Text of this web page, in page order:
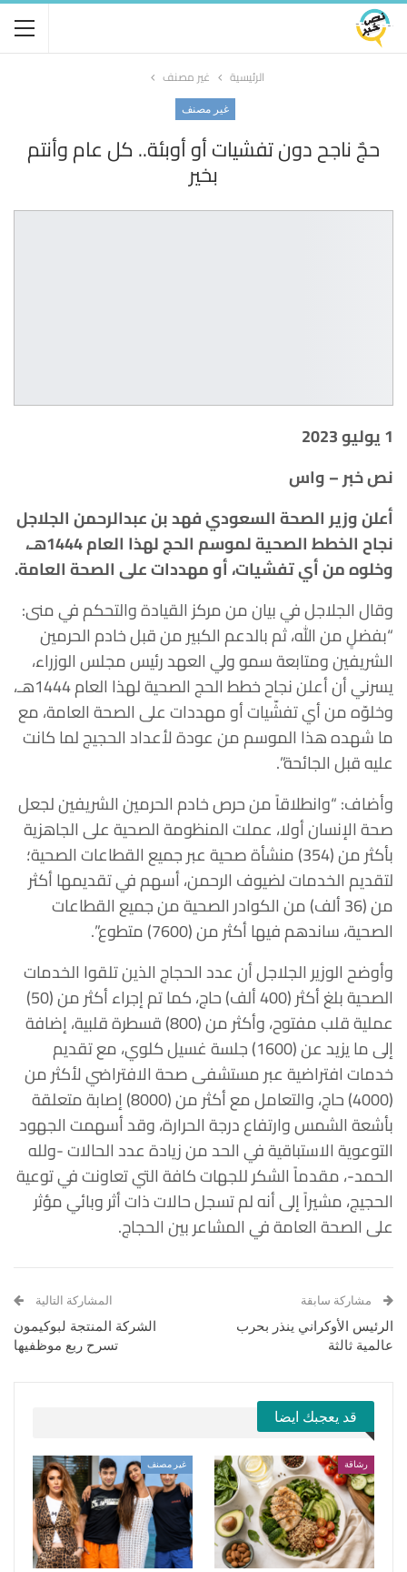
الرئيسية غير مصنف
غير مصنف
حجٌ ناجح دون تفشيات أو أوبئة.. كل عام وأنتم
بخير
1 يوليو 2023
نص خبر – واس
أعلن وزير الصحة السعودي فهد بن عبدالرحمن الجلاجل
نجاح الخطط الصحية لموسم الحج لهذا العام 1444هـ،
وخلوه من أي تفشيات، أو مهددات على الصحة العامة.
وقال الجلاجل في بيان من مركز القيادة والتحكم في منى:
“بفضلٍ من الله، ثم بالدعم الكبير من قبل خادم الحرمين
الشريفين ومتابعة سمو ولي العهد رئيس مجلس الوزراء،
يسرني أن أعلن نجاح خطط الحج الصحية لهذا العام 1444هـ،
وخلوّه من أي تفشّيات أو مهددات على الصحة العامة، مع
ما شهده هذا الموسم من عودة لأعداد الحجيج لما كانت
عليه قبل الجائحة”.
وأضاف: “وانطلاقاً من حرص خادم الحرمين الشريفين لجعل
صحة الإنسان أولا، عملت المنظومة الصحية على الجاهزية
بأكثر من (354) منشأة صحية عبر جميع القطاعات الصحية؛
لتقديم الخدمات لضيوف الرحمن، أسهم في تقديمها أكثر
من (36 ألف) من الكوادر الصحية من جميع القطاعات
الصحية، ساندهم فيها أكثر من (7600) متطوع”.
وأوضح الوزير الجلاجل أن عدد الحجاج الذين تلقوا الخدمات
الصحية بلغ أكثر (400 ألف) حاج، كما تم إجراء أكثر من (50)
عملية قلب مفتوح، وأكثر من (800) قسطرة قلبية، إضافة
إلى ما يزيد عن (1600) جلسة غسيل كلوي، مع تقديم
خدمات افتراضية عبر مستشفى صحة الافتراضي لأكثر من
(4000) حاج، والتعامل مع أكثر من (8000) إصابة متعلقة
بأشعة الشمس وارتفاع درجة الحرارة، وقد أسهمت الجهود
التوعوية الاستباقية في الحد من زيادة عدد الحالات -ولله
الحمد-، مقدماً الشكر للجهات كافة التي تعاونت في توعية
الحجيج، مشيراً إلى أنه لم تسجل حالات ذات أثر وبائي مؤثر
على الصحة العامة في المشاعر بين الحجاج.
مشاركة سابقة
الرئيس الأوكراني ينذر بحرب
عالمية ثالثة
المشاركة التالية
الشركة المنتجة لبوكيمون
تسرح ربع موظفيها
قد يعجبك ايضا
رشاقة غير مصنف